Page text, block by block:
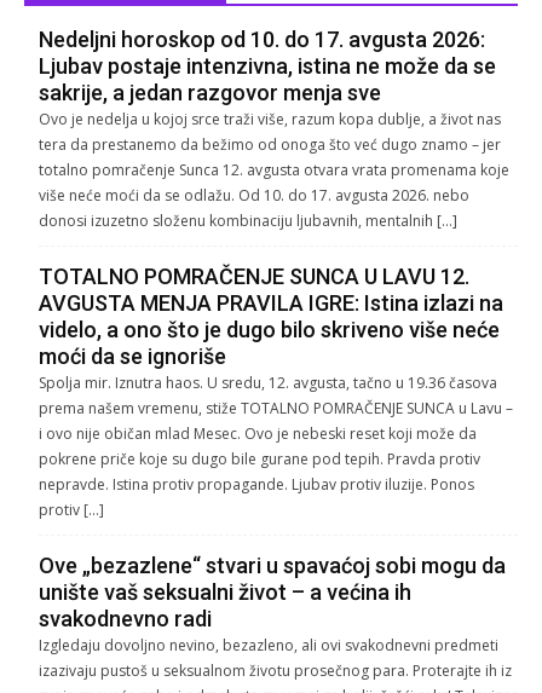
Nedeljni horoskop od 10. do 17. avgusta 2026:
Ljubav postaje intenzivna, istina ne može da se
sakrije, a jedan razgovor menja sve
Ovo je nedelja u kojoj srce traži više, razum kopa dublje, a život nas
tera da prestanemo da bežimo od onoga što već dugo znamo – jer
totalno pomračenje Sunca 12. avgusta otvara vrata promenama koje
više neće moći da se odlažu. Od 10. do 17. avgusta 2026. nebo
donosi izuzetno složenu kombinaciju ljubavnih, mentalnih […]
TOTALNO POMRAČENJE SUNCA U LAVU 12.
AVGUSTA MENJA PRAVILA IGRE: Istina izlazi na
videlo, a ono što je dugo bilo skriveno više neće
moći da se ignoriše
Spolja mir. Iznutra haos. U sredu, 12. avgusta, tačno u 19.36 časova
prema našem vremenu, stiže TOTALNO POMRAČENJE SUNCA u Lavu –
i ovo nije običan mlad Mesec. Ovo je nebeski reset koji može da
pokrene priče koje su dugo bile gurane pod tepih. Pravda protiv
nepravde. Istina protiv propagande. Ljubav protiv iluzije. Ponos
protiv […]
Ove „bezazlene“ stvari u spavaćoj sobi mogu da
unište vaš seksualni život – a većina ih
svakodnevno radi
Izgledaju dovoljno nevino, bezazleno, ali ovi svakodnevni predmeti
izazivaju pustoš u seksualnom životu prosečnog para. Proterajte ih iz